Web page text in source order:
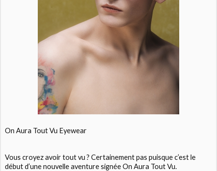
On Aura Tout Vu Eyewear
Vous croyez avoir tout vu ? Certainement pas puisque c’est le
début d’une nouvelle aventure signée On Aura Tout Vu.